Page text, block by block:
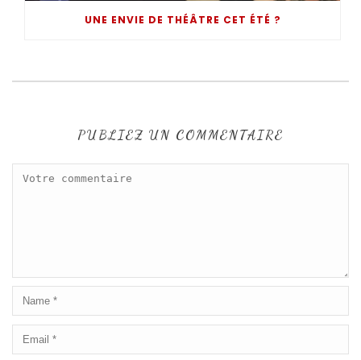
UNE ENVIE DE THÉÂTRE CET ÉTÉ ?
PUBLIEZ UN COMMENTAIRE